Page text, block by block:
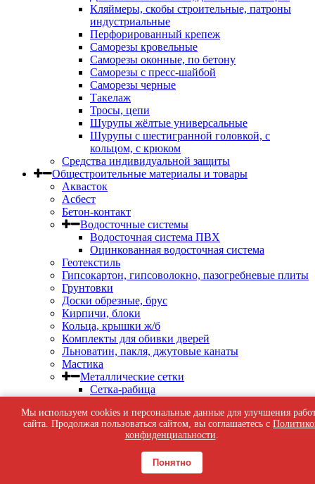
Кляймеры, скобы строительные, патроны
индустриальные
Перфорированный крепеж
Саморезы кровельные
Саморезы оконные, по бетону
Саморезы с пресс-шайбой
Саморезы черные
Такелаж
Тросы, цепи
Шурупы жёлтые универсальные
Шурупы с шестигранной головкой, с
кольцом, с крюком
Средства индивидуальной защиты
Общестроительные материалы и товары
Аквасток
Асбест
Бетон-контакт
Водосточные системы
Водосточная система ПВХ
Оцинкованная водосточная система
Геотекстиль
Гипсокартон, гипсоволокно, пазогребневые плиты
Грунтовки
Доски обрезные, брус
Кирпичи, блоки
Кольца, крышки ж/б
Комплекты для обивки дверей
Льноватин, пакля, джутовые канаты
Мастика
Металлические сетки
Сетка-рабица
Сетка сварная
Металлопрокат
Органическое стекло
Пароизоляционные пленки и мембраны,
строительные мешки
Мы используем cookies и персональные данные для улучшения
сайта. Продолжая пользоваться сайтом, вы соглашаетесь с
конфиденциальности.
Понятно